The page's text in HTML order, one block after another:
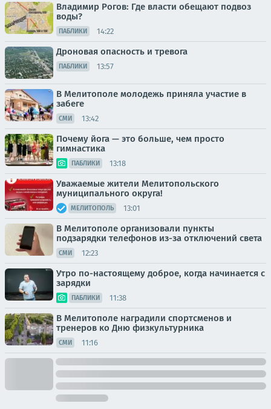
Владимир Рогов: Где власти обещают подвоз
воды?
ПАБЛИКИ 14:22
Дроновая опасность и тревога
ПАБЛИКИ 13:57
В Мелитополе молодежь приняла участие в
забеге
СМИ 13:42
Почему йога — это больше, чем просто
гимнастика
ПАБЛИКИ 13:18
Уважаемые жители Мелитопольского
муниципального округа!
МЕЛИТОПОЛЬ 13:01
В Мелитополе организовали пункты
подзарядки телефонов из-за отключений света
СМИ 12:23
Утро по-настоящему доброе, когда начинается с
зарядки
ПАБЛИКИ 11:38
В Мелитополе наградили спортсменов и
тренеров ко Дню физкультурника
СМИ 11:16